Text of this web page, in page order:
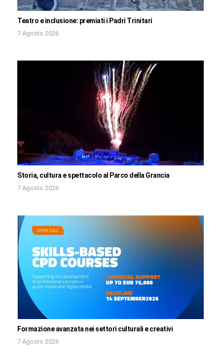
Teatro e inclusione: premiati i Padri Trinitari
7 Agosto 2026
Storia, cultura e spettacolo al Parco della Grancia
7 Agosto 2026
Formazione avanzata nei settori culturali e creativi
7 Agosto 2026